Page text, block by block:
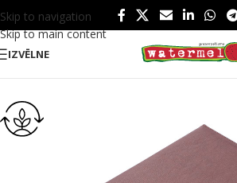
Skip to navigation
Skip to main content
IZVĒLNE
Sākums/ Birojam/ Blociņi